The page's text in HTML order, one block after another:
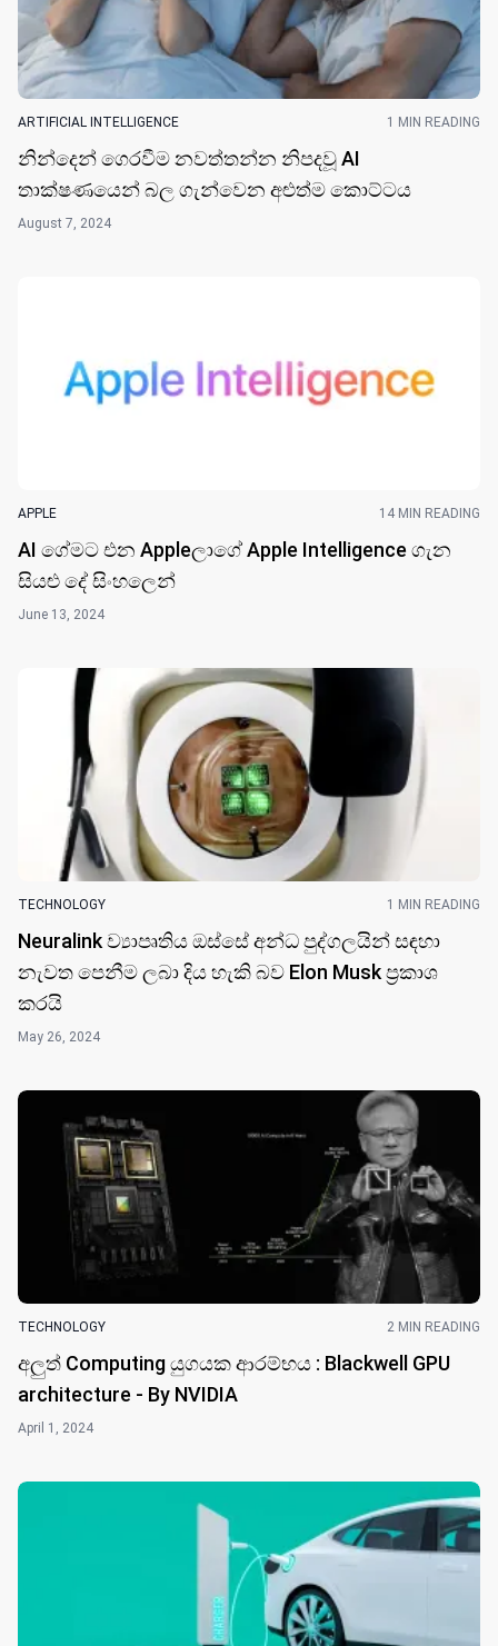
ARTIFICIAL INTELLIGENCE 1 MIN READING
නින්දෙ​න් ගෙරවීම නවත්තන්න නිපදවූ AI
තාක්ෂණයෙන් බල ගැන්වෙන අළුත්ම කොට්ට​ය
August 7, 2024
APPLE 14 MIN READING
AI ගේමට එන Appleලාගේ Apple Intelligence ගැන
සියළු දේ සිංහලෙ​න්
June 13, 2024
TECHNOLOGY 1 MIN READING
Neuralink ව්‍යාපෘතිය ඔස්සේ අන්ධ පුද්ගලයින් සඳහා
නැවත පෙනීම ලබා දිය හැකි බව Elon Musk ප්‍රකාශ
කරයි
May 26, 2024
TECHNOLOGY 2 MIN READING
අලුත් Computing යුගයක ආරම්භය : Blackwell GPU
architecture - By NVIDIA
April 1, 2024